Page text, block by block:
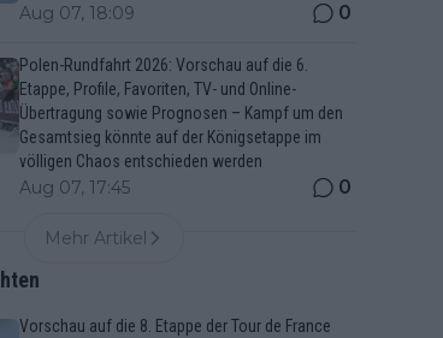
Aug 07, 18:09 0
Polen-Rundfahrt 2026: Vorschau auf die 6.
Etappe, Profile, Favoriten, TV- und Online-
Übertragung sowie Prognosen – Kampf um den
Gesamtsieg könnte auf der Königsetappe im
völligen Chaos entschieden werden
Aug 07, 17:45 0
Mehr Artikel
Vorschau auf die 8. Etappe der Tour de France